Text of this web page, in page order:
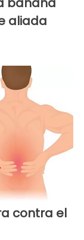
aliada
contra el